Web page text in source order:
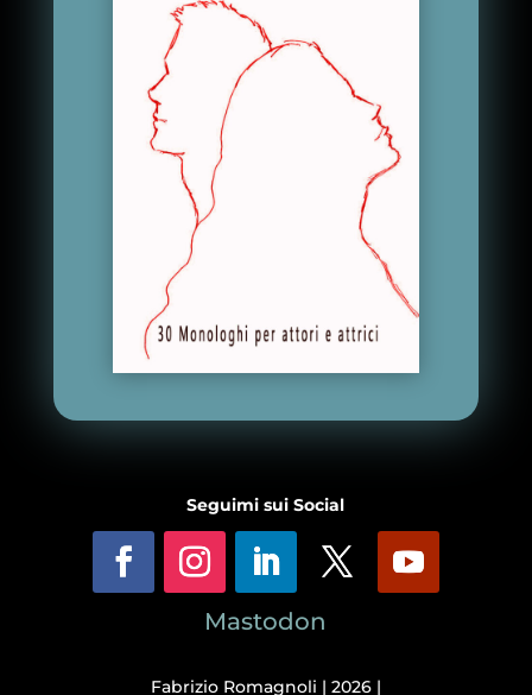
Seguimi sui Social
Mastodon
Fabrizio Romagnoli | 2026 |